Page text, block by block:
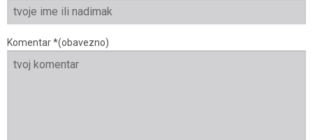
Komentar *(obavezno)